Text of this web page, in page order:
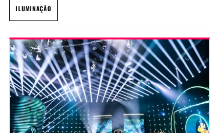
ILUMINAÇÃO